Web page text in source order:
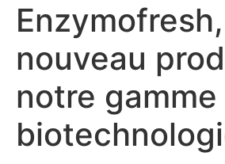
nouveau
notre gamme